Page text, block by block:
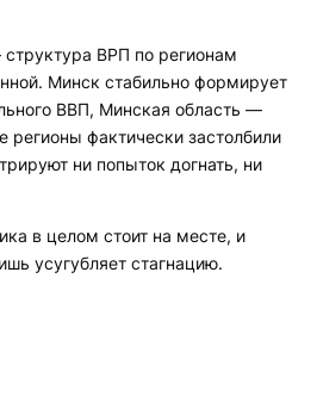
ВРП по регионам
Минск стабильно формирует
ВВП, Минская область —
регионы фактически застолбили
ни попыток догнать, ни
в целом стоит на месте, и
усугубляет стагнацию.